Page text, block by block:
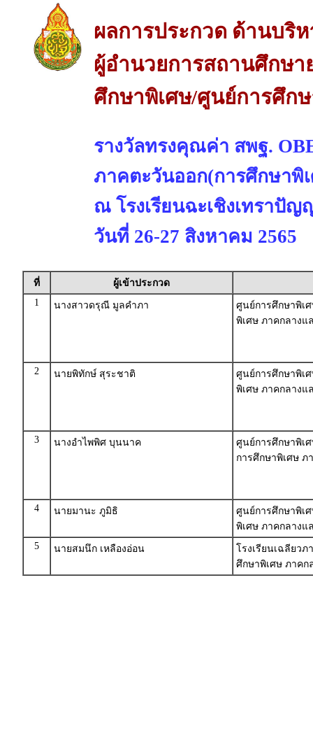
ผลการประกวด ด้านบริ
ผู้อำนวยการสถานศึกษา
ศึกษาพิเศษ/ศูนย์การศึก
รางวัลทรงคุณค่า สพฐ.
ภาคตะวันออก(การศึกษาพิ
ณ โรงเรียนฉะเชิงเทราปัญ
วันที่ 26-27 สิงหาคม 2565
ที่
ผู้เข้าประกวด
1
นางสาวดรุณี มูลคำภา
ศูนย์การศึกษาพิเ
พิเศษ ภาคกลางแ
2 นายพิทักษ์ สุระชาติ
ศูนย์การศึกษาพิเ
พิเศษ ภาคกลางแ
3 นางอำไพพิศ บุนนาค
ศูนย์การศึกษาพิเ
การศึกษาพิเศษ ภ
4 นายมานะ ภูมิธิ
ศูนย์การศึกษาพิเ
พิเศษ ภาคกลางแ
5
นายสมนึก เหลืองอ่อน
โรงเรียนเฉลียว
ศึกษาพิเศษ ภาคก